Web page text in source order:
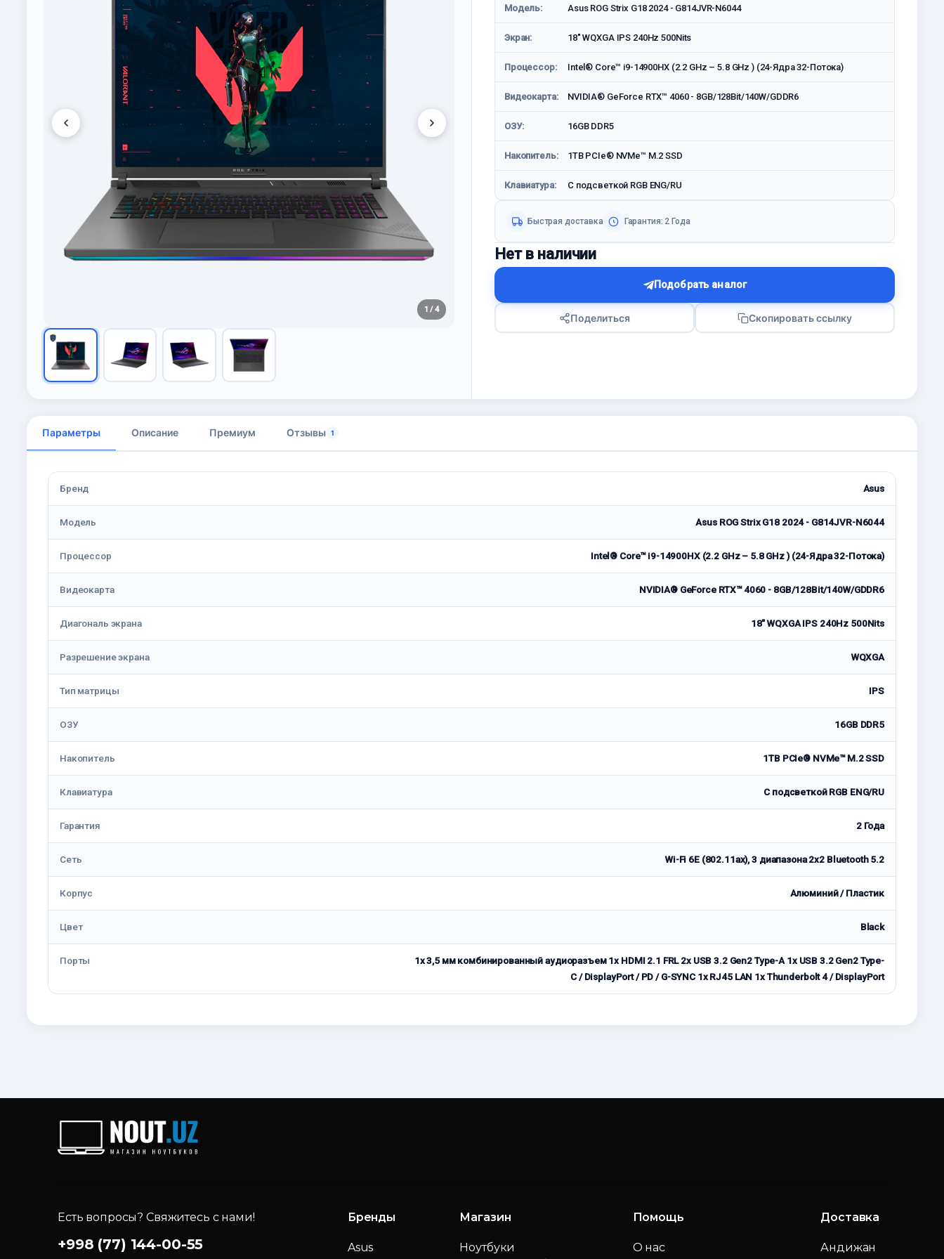
1 / 4
Модель: Asus ROG Strix G18 2024 - G814JVR-N6044
Экран: 18" WQXGA IPS 240Hz 500Nits
Процессор: Intel® Core™ i9-14900HX (2.2 GHz – 5.8 GHz ) (24-Ядра 32-Потока)
Видеокарта: NVIDIA® GeForce RTX™ 4060 - 8GB/128Bit/140W/GDDR6
ОЗУ: 16GB DDR5
Накопитель: 1TB PCIe® NVMe™ M.2 SSD
Клавиатура: С подсветкой RGB ENG/RU
Быстрая доставка Гарантия: 2 Годa
Нет в наличии
Подобрать аналог
Поделиться Скопировать ссылку
Параметры Описание Премиум Отзывы 1
Бренд Asus
Модель Asus ROG Strix G18 2024 - G814JVR-N6044
Процессор Intel® Core™ i9-14900HX (2.2 GHz – 5.8 GHz ) (24-Ядра 32-Потока)
Видеокарта NVIDIA® GeForce RTX™ 4060 - 8GB/128Bit/140W/GDDR6
Диагональ экрана 18" WQXGA IPS 240Hz 500Nits
Разрешение экрана WQXGA
Тип матрицы IPS
ОЗУ 16GB DDR5
Накопитель 1TB PCIe® NVMe™ M.2 SSD
Клавиатура С подсветкой RGB ENG/RU
Гарантия 2 Годa
Сеть Wi-Fi 6E (802.11ax), 3 диапазона 2x2 Bluetooth 5.2
Корпус Алюминий / Пластик
Цвет Black
Порты
1x 3,5 мм комбинированный аудиоразъем 1x HDMI 2.1 FRL 2x USB 3.2 Gen2 Type-A 1x USB 3.2 Gen2 Type-
C / DisplayPort / PD / G-SYNC 1x RJ45 LAN 1x Thunderbolt 4 / DisplayPort
Есть вопросы? Свяжитесь с нами!
+998 (77) 144-00-55
Бренды
Asus
Магазин
Ноутбуки
Помощь
О нас
Доставка
Андижан